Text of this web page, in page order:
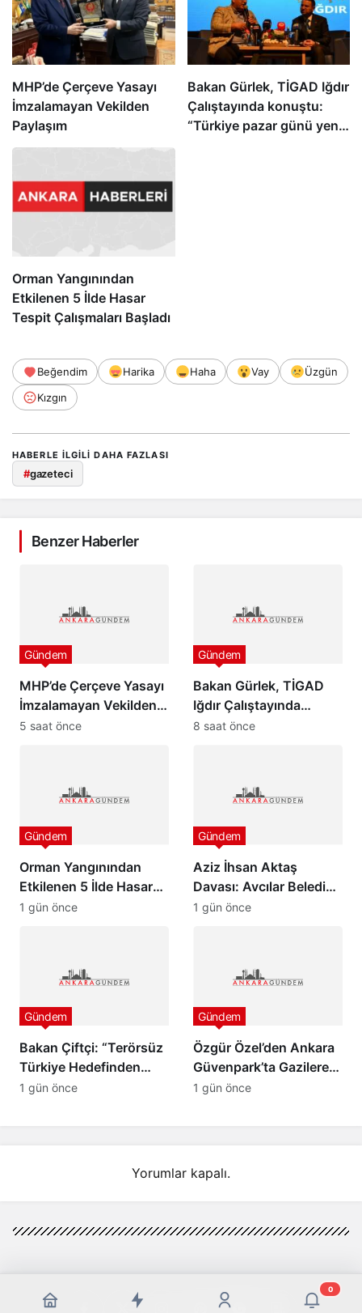
MHP’de Çerçeve Yasayı
İmzalamayan Vekilden
Paylaşım
Bakan Gürlek, TİGAD Iğdır
Çalıştayında konuştu:
“Türkiye pazar günü yeni
Orman Yangınından
Etkilenen 5 İlde Hasar
Tespit Çalışmaları Başladı
Beğendim Harika Haha Vay
Üzgün
Kızgın
HABERLE ILGILI DAHA FAZLASI
#gazeteci
Benzer Haberler
MHP’de Çerçeve Yasayı
İmzalamayan Vekilden
Paylaşım
Gündem
5 saat önce
Bakan Gürlek, TİGAD
Iğdır Çalıştayında
konuştu: “Türkiye pazar
Gündem
8 saat önce
Orman Yangınından
Etkilenen 5 İlde Hasar
Tespit Çalışmaları
Gündem
1 gün önce
Aziz İhsan Aktaş
Davası: Avcılar Belediye
Başkanı Utku Caner
Gündem
1 gün önce
Bakan Çiftçi: “Terörsüz
Türkiye Hedefinden
Dönüş Yoktur”
Gündem
1 gün önce
Özgür Özel’den Ankara
Güvenpark’ta Gazilere
Ziyaret ve “Çerçeve
Gündem
1 gün önce
Yorumlar kapalı.
0